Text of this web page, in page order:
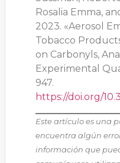
Rosalia Emma,
2023. «Aerosol
Tobacco
on Carbonyls,
Experimental
947.
https://doi.org/
Este artículo es una
encuentra algún
información que